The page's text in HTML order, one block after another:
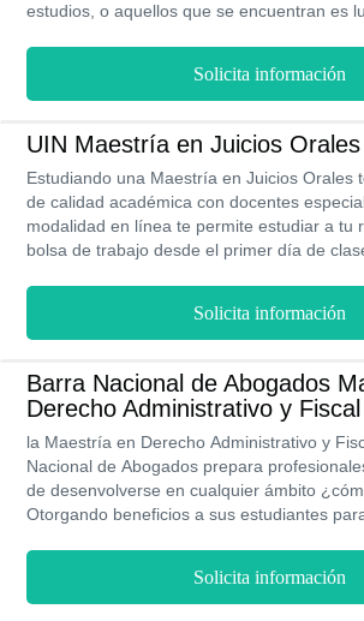
estudios, o aquellos que se encuentran es
para disminuir el monto de las colegiaturas,
de la más reconocida formación academia
largo de los 5 cuatrimestres que cursarás
oficial por la SEP.
Solicita información
UIN Maestría en Juicios Orales
Estudiando una Maestría en Juicios Orales
de calidad académica con docentes
modalidad en línea te permite estudiar a tu
bolsa de trabajo desde el primer día de
podrás revalidar tus materias sin costo
Solicita información
Barra Nacional de Abogados
Derecho Administrativo y Fiscal
la Maestría en Derecho Administrativo y
Nacional de Abogados prepara
de desenvolverse en cualquier ámbito
Otorgando beneficios a sus estudiantes
algunos cursos gratuitos como el de inglés,
para que no interfieras con el resto de tus
Solicita información